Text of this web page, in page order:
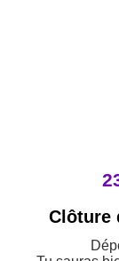
Clôture